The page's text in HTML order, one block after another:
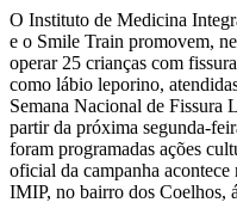
O Instituto de Medicina
e o Smile Train promovem,
operar 25 crianças com
como lábio leporino,
Semana Nacional de Fissura
partir da próxima segunda-
foram programadas ações
oficial da campanha
IMIP, no bairro dos Coelhos,